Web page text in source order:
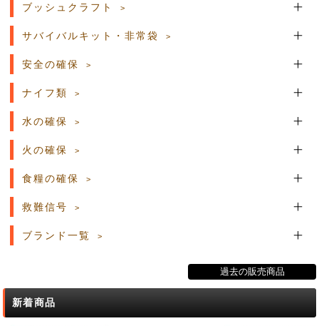
ブッシュクラフト
サバイバルキット・非常袋
安全の確保
ナイフ類
水の確保
火の確保
食糧の確保
救難信号
ブランド一覧
過去の販売商品
新着商品